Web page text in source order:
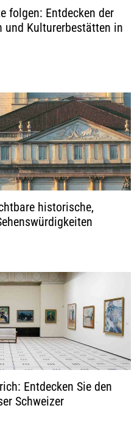
folgen: Entdecken der
und Kulturerbestätten in
historische,
Entdecken Sie den
Schweizer